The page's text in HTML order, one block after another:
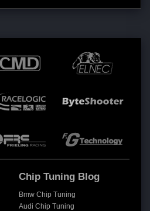
Chip Tuning Blog
Bmw Chip Tuning
Audi Chip Tuning